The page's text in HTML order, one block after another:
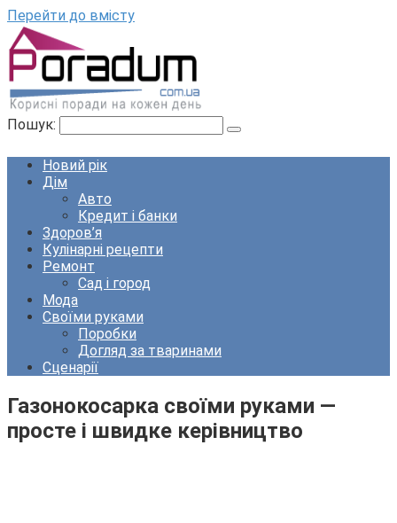
Перейти до вмісту
Пошук:
Новий рік
Дім
Авто
Кредит і банки
Здоров’я
Кулінарні рецепти
Ремонт
Сад і город
Мода
Своїми руками
Поробки
Догляд за тваринами
Сценарії
Газонокосарка своїми руками —
просте і швидке керівництво